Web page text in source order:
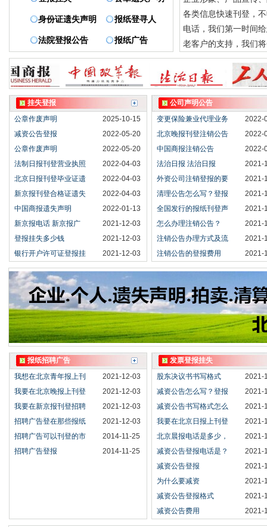
身份证遗失声明 报纸登寻人
法院登报公告 报纸广告
各类信息快速刊登，
电话，我们第一时间
老客户的支持，我们
挂失登报
公章作废声明
2025-10-15
减资公告登报
2022-05-20
公章作废声明
2022-05-20
法制日报刊登营业执照
2022-04-03
北京日报刊登毕业证遗
2022-04-03
新京报刊登合格证遗失
2022-04-03
中国商报遗失声明
2022-01-13
新京报电话 新京报广
2021-12-03
登报挂失多少钱
2021-12-03
银行开户许可证登报挂
2021-12-03
公司声明公告
变更保险兼业代理业务
2022-
北京晚报刊登注销公告
2022-
中国商报注销公告
2022-
法治日报 法治日报
2021-
外资公司注销登报的要
2021-
清理公告怎么写？登报
2021-
全国发行的报纸刊登声
2021-
怎么办理注销公告？
2021-
注销公告办理方式及流
2021-
注销公告的登报费用
2021-
报纸招聘广告
我想在北京青年报上刊
2021-12-03
我要在北京晚报上刊登
2021-12-03
我要在新京报刊登招聘
2021-12-03
招聘广告登在那些报纸
2021-12-03
招聘广告可以刊登的市
2014-11-25
招聘广告登报
2014-11-25
发票登报挂失
股东决议书书写格式
2021-
减资公告怎么写？登报
2021-
减资公告书写格式怎么
2021-
我要在北京日报上刊登
2021-
北京晨报电话是多少，
2021-
减资公告登报电话是？
2021-
减资公告登报
2021-
为什么要减资
2021-
减资公告登报格式
2021-
减资公告费用
2021-